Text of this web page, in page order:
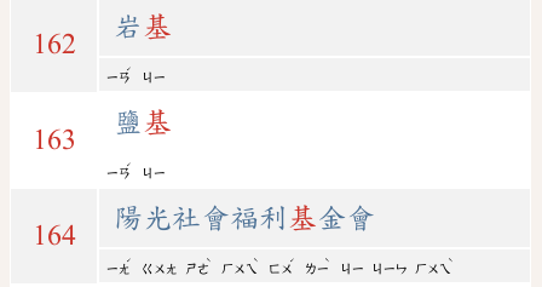
162
岩 基
ㄧㄢ
ˊ
ㄐㄧ
163
鹽 基
ㄧㄢ
ˊ
ㄐㄧ
164
陽光社會福利 基金會
ㄧㄤ
ˊ
ㄍㄨㄤ ㄕㄜ
ˋ
ㄏㄨㄟ
ˋ
ㄈㄨ
ˊ
ㄌㄧ
ˋ
ㄐㄧ ㄐㄧㄣ ㄏㄨㄟ
ˋ